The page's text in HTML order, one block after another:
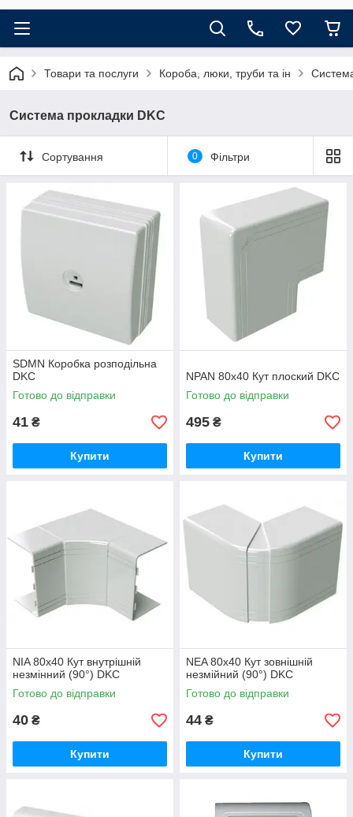
Товари та послуги Короба, люки, труби та ін
Система прокладки DKC
Сортування 0 Фільтри
SDMN Коробка розподільна
DKC
Готово до відправки
41 ₴
Купити
NPAN 80x40 Кут плоский DKC
Готово до відправки
495 ₴
Купити
NIA 80x40 Кут внутрішній
незмінний (90°) DKC
Готово до відправки
40 ₴
Купити
NEA 80x40 Кут зовнішній
незмійний (90°) DKC
Готово до відправки
44 ₴
Купити